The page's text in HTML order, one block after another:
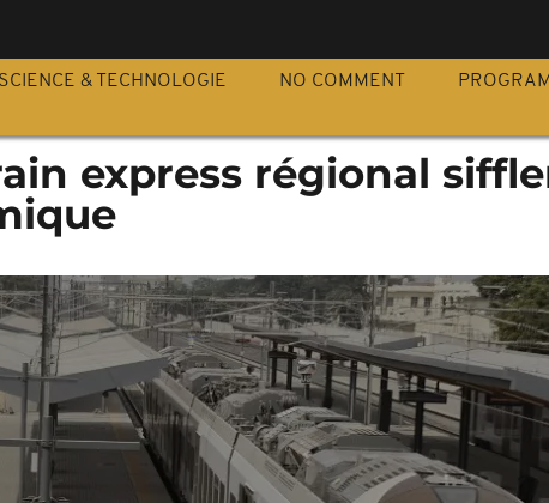
SCIENCE & TECHNOLOGIE NO COMMENT
express régional